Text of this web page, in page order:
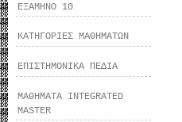
ΕΞΑΜΗΝΟ 10
ΚΑΤΗΓΟΡΙΕΣ ΜΑΘΗΜΑΤΩΝ
ΕΠΙΣΤΗΜΟΝΙΚΑ ΠΕΔΙΑ
ΜΑΘΗΜΑΤΑ INTEGRATED
MASTER